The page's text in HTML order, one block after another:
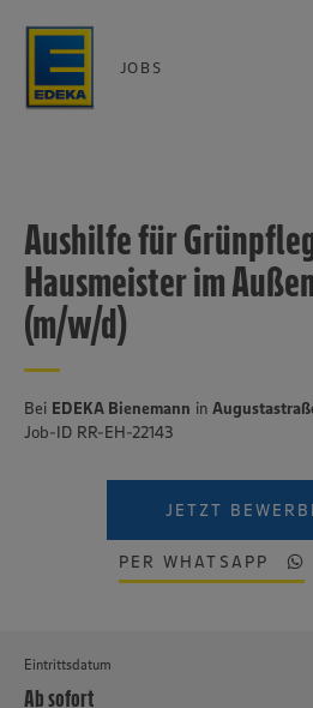
JOBS
Aushilfe für
Hausmeister im
(m/w/d)
Bei EDEKA Bienemann in
Job-ID RR-EH-22143
JETZT
PER WHATSAPP
Eintrittsdatum
Ab sofort